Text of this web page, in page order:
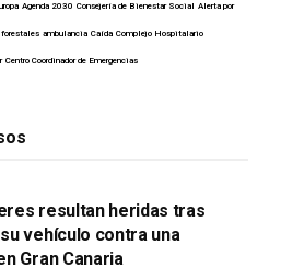
Agenda 2030 Consejería de Bienestar Social Alerta por
forestales ambulancia Caída Complejo Hospitalario
Centro Coordinador de Emergencias
resultan heridas tras
vehículo contra una
Gran Canaria